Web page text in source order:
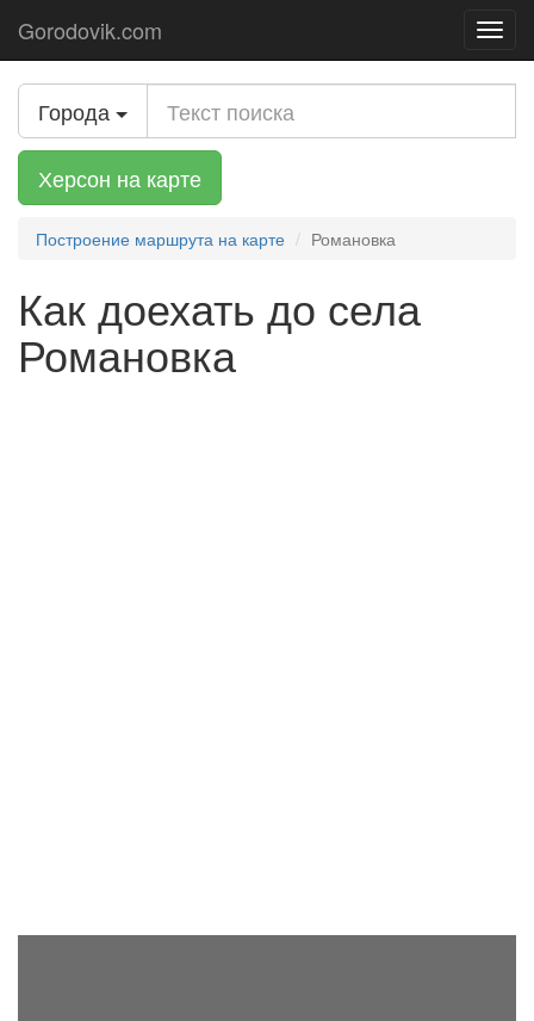
Gorodovik.com
Города
Херсон на карте
Построение маршрута на карте Романовка
Как доехать до села
Романовка